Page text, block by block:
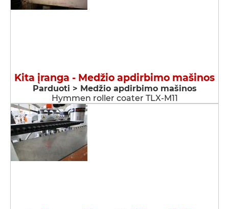
Kita įranga - Medžio apdirbimo mašinos
Parduoti > Medžio apdirbimo mašinos
Hymmen roller coater TLX-M11